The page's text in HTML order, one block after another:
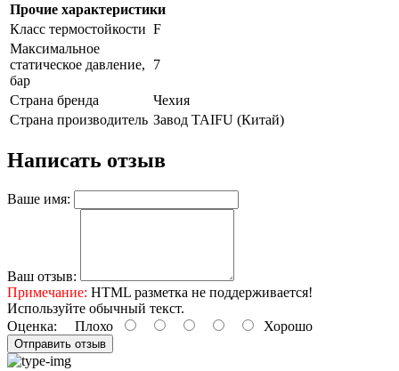
Прочие характеристики
Класс термостойкости F
Максимальное
статическое давление,
бар
7
Страна бренда
Чехия
Страна производитель Завод TAIFU (Китай)
Написать отзыв
Ваше имя:
Ваш отзыв:
Примечание: HTML разметка не поддерживается!
Используйте обычный текст.
Оценка: Плохо Хорошо
Отправить отзыв